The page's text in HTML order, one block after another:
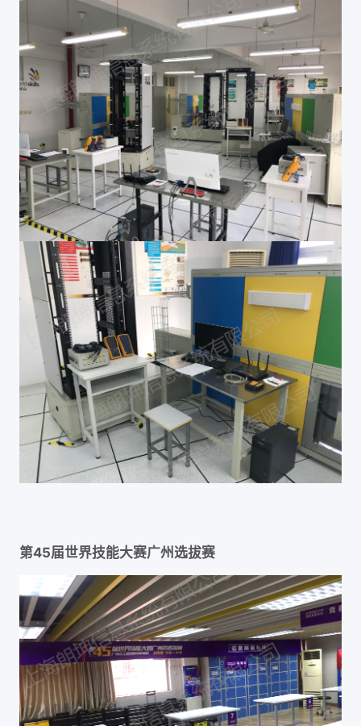
第45届世界技能大赛广州选拔赛